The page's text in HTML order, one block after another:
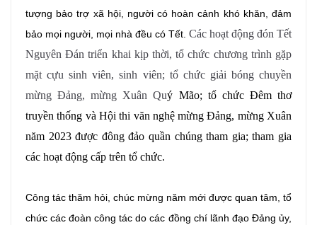
tượng bảo trợ xã hội, người có hoàn cảnh khó khăn, đảm
bảo mọi người, mọi nhà đều có Tết. Các hoạt động đón Tết
Nguyên Đán triển khai kịp thời, tổ chức chương trình gặp
mặt cựu sinh viên, sinh viên; tổ chức giải bóng chuyền
mừng Đảng, mừng Xuân Quý Mão; tổ chức Đêm thơ
truyền thống và Hội thi văn nghệ mừng Đảng, mừng Xuân
năm 2023 được đông đảo quần chúng tham gia; tham gia
các hoạt động cấp trên tổ chức.
Công tác thăm hỏi, chúc mừng năm mới được quan tâm, tổ
chức các đoàn công tác do các đồng chí lãnh đạo Đảng ủy,